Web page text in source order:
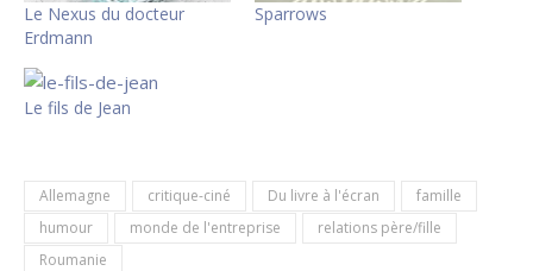
Le Nexus du docteur
Erdmann
Sparrows
Le fils de Jean
Allemagne critique-ciné Du livre à l'écran
famille
humour
monde de l'entreprise
relations père/fille
Roumanie